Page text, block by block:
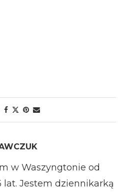
w Waszyngtonie od
lat. Jestem dziennikarką